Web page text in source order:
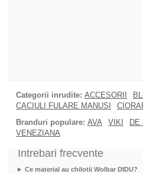
Categorii inrudite: ACCESORII
CACIULI FULARE MANUSI
Branduri populare: AVA VIKI DE
VENEZIANA
Intrebari frecvente
Ce material au chilotii Wolbar DIDU?